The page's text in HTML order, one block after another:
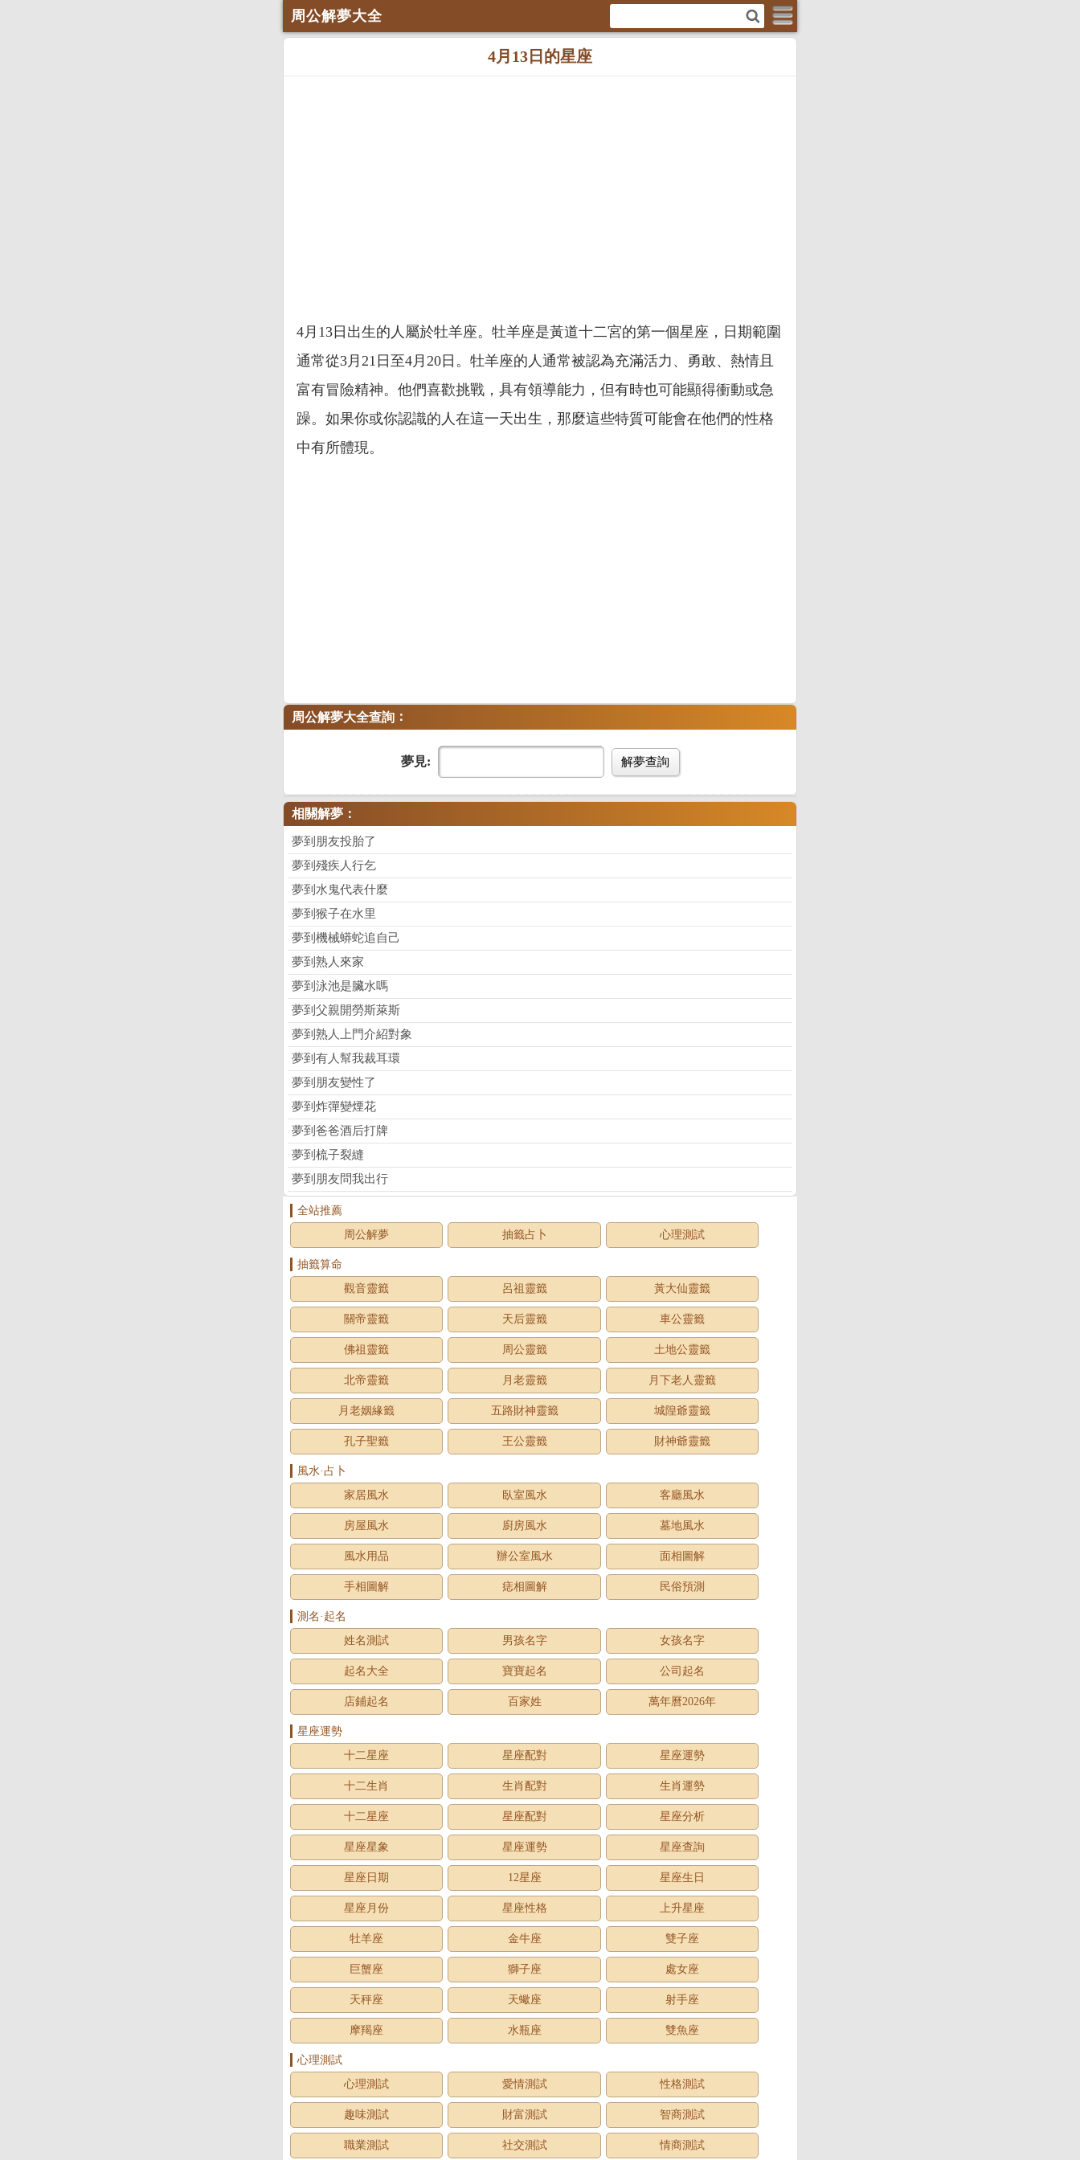
周公解夢大全
4月13日的星座
4月13日出生的人屬於牡羊座。牡羊座是黃道十二宮的第一個星座，日期範圍
通常從3月21日至4月20日。牡羊座的人通常被認為充滿活力、勇敢、熱情且
富有冒險精神。他們喜歡挑戰，具有領導能力，但有時也可能顯得衝動或急
躁。如果你或你認識的人在這一天出生，那麼這些特質可能會在他們的性格
中有所體現。
周公解夢大全查詢 ：
夢見: 解夢查詢
相關解夢：
夢到朋友投胎了
夢到殘疾人行乞
夢到水鬼代表什麼
夢到猴子在水里
夢到機械蟒蛇追自己
夢到熟人來家
夢到泳池是臟水嗎
夢到父親開勞斯萊斯
夢到熟人上門介紹對象
夢到有人幫我裁耳環
夢到朋友變性了
夢到炸彈變煙花
夢到爸爸酒后打牌
夢到梳子裂縫
夢到朋友問我出行
全站推薦
周公解夢
抽籤占卜 心理測試
抽籤算命
觀音靈籤
呂祖靈籤 黃大仙靈籤
關帝靈籤 天后靈籤 車公靈籤
佛祖靈籤 周公靈籤 土地公靈籤
北帝靈籤 月老靈籤 月下老人靈籤
月老姻緣籤 五路財神靈籤 城隍爺靈籤
孔子聖籤 王公靈籤 財神爺靈籤
風水·占卜
家居風水
臥室風水 客廳風水
房屋風水 廚房風水 墓地風水
風水用品 辦公室風水 面相圖解
手相圖解 痣相圖解 民俗預測
測名·起名
姓名測試
男孩名字 女孩名字
起名大全 寶寶起名 公司起名
店鋪起名 百家姓 萬年曆2026年
星座運勢
十二星座
星座配對 星座運勢
十二生肖 生肖配對 生肖運勢
十二星座 星座配對 星座分析
星座星象 星座運勢 星座查詢
星座日期 12星座 星座生日
星座月份 星座性格 上升星座
牡羊座 金牛座 雙子座
巨蟹座 獅子座 處女座
天秤座 天蠍座 射手座
摩羯座 水瓶座 雙魚座
心理測試
心理測試
愛情測試 性格測試
趣味測試 財富測試 智商測試
職業測試 社交測試 情商測試